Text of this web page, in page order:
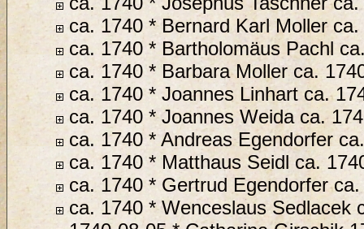
ca. 1740 * Bernard Karl Moller ca.
ca. 1740 * Bartholomäus Pachl
ca. 1740 * Barbara Moller ca.
ca. 1740 * Joannes Linhart ca.
ca. 1740 * Joannes Weida ca.
ca. 1740 * Andreas Egendorfer
ca. 1740 * Matthaus Seidl ca.
ca. 1740 * Gertrud Egendorfer
ca. 1740 * Wenceslaus Sedlacek